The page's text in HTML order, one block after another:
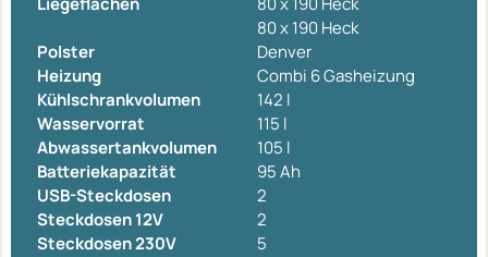
80 x 190 Heck
Polster
Denver
Heizung
Combi 6 Gasheizung
Kühlschrankvolumen
142 l
Wasservorrat
115 l
Abwassertankvolumen
105 l
Batteriekapazität
95 Ah
USB-Steckdosen
2
Steckdosen 12V
2
Steckdosen 230V
5